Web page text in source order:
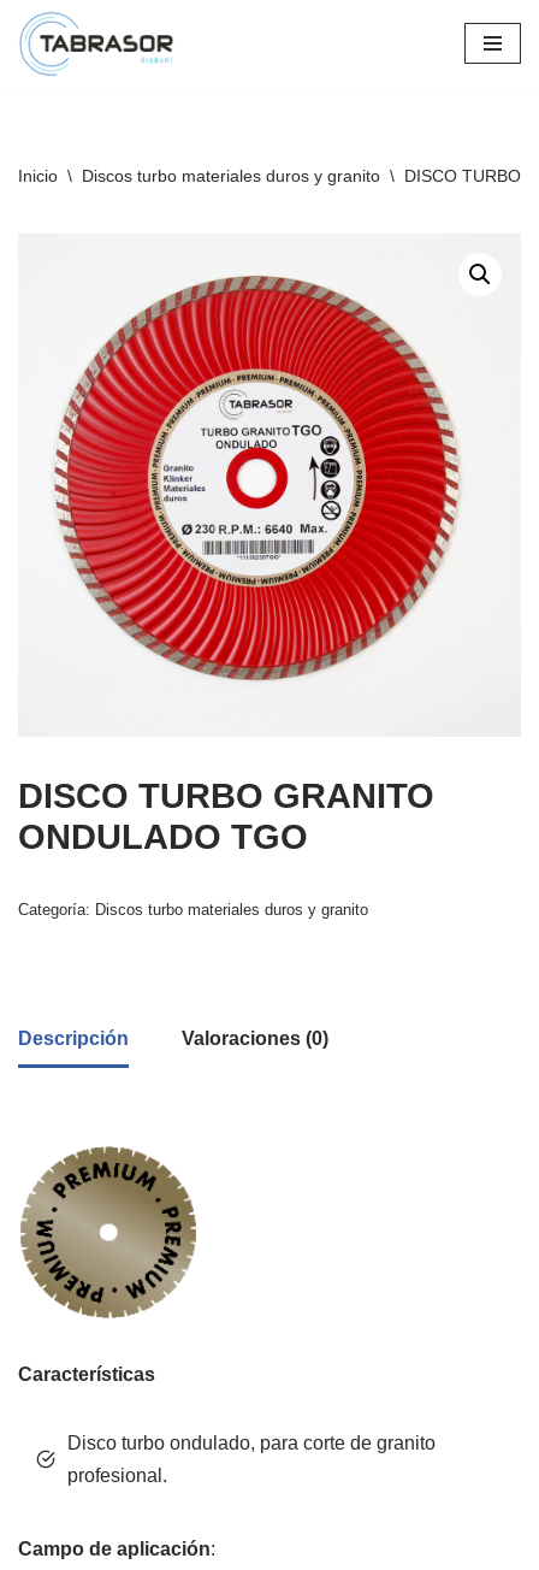
Saltar
Inicio \ Discos turbo materiales duros y granito \ DISCO TURBO
DISCO TURBO GRANITO
ONDULADO TGO
Categoría: Discos turbo materiales duros y granito
Descripción Valoraciones (0)
Características
Disco turbo ondulado, para corte de granito
profesional.
Campo de aplicación: